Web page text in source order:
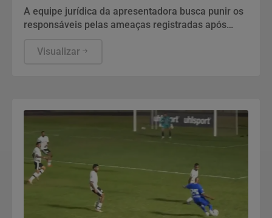
A equipe jurídica da apresentadora busca punir os
responsáveis pelas ameaças registradas após
Nave.
Visualizar